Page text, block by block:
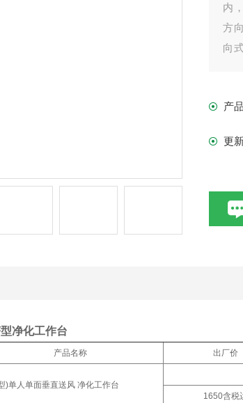
内
方
向
产
更
净化工作台
产品名称 出厂价
)单人单面垂直送风 净化工作台
1650含税